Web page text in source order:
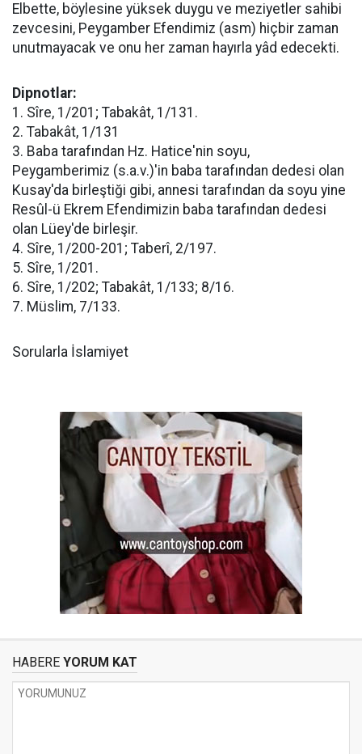
Elbette, böylesine yüksek duygu ve meziyetler sahibi
zevcesini, Peygamber Efendimiz (asm) hiçbir zaman
unutmayacak ve onu her zaman hayırla yâd edecekti.
Dipnotlar:
1. Sîre, 1/201; Tabakât, 1/131.
2. Tabakât, 1/131
3. Baba tarafından Hz. Hatice'nin soyu,
Peygamberimiz (s.a.v.)'in baba tarafından dedesi olan
Kusay'da birleştiği gibi, annesi tarafından da soyu yine
Resûl-ü Ekrem Efendimizin baba tarafından dedesi
olan Lüey'de birleşir.
4. Sîre, 1/200-201; Taberî, 2/197.
5. Sîre, 1/201.
6. Sîre, 1/202; Tabakât, 1/133; 8/16.
7. Müslim, 7/133.
Sorularla İslamiyet
HABERE YORUM KAT